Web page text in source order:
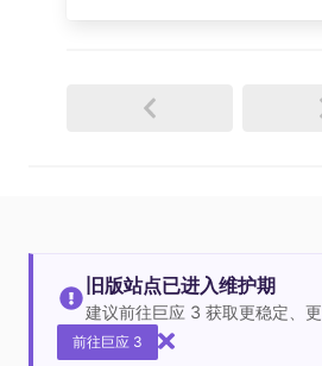
旧版站点已进入维护期
建议前往巨应 3 获取更稳定、更
前往巨应 3